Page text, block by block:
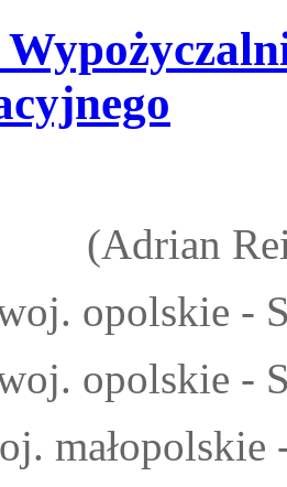
(Adrian
opolskie -
opolskie -